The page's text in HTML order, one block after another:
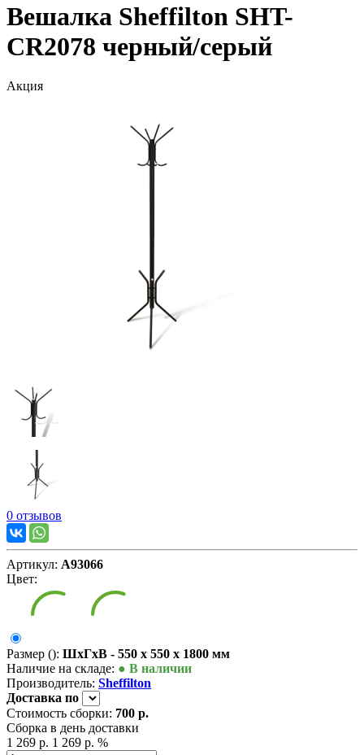
Вешалка Sheffilton SHT-
CR2078 черный/серый
Акция
0 отзывов
Артикул: А93066
Цвет:
Размер (): ШxГxВ - 550 x 550 x 1800 мм
Наличие на складе: ● В наличии
Производитель: Sheffilton
Доставка по
Стоимость сборки: 700 р.
Сборка в день доставки
1 269 р. 1 269 р. %